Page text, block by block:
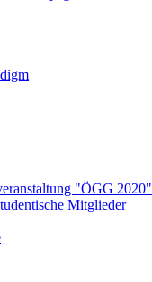
"ÖGG 2020"
Mitglieder